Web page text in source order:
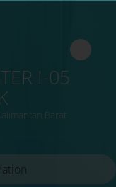
I-05
Barat